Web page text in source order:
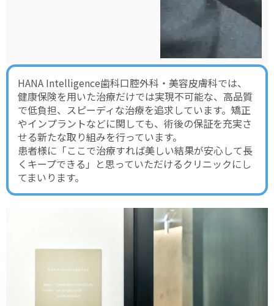
HANA Intelligence歯科口腔外科・美容皮膚科では、
健康保険を用いた治療だけでは実現不可能な、高品質
で低負担、スピーディな治療を追求しています。矯正
やインプラントなどに関しても、術後の保証を充実さ
せる新たな取り組みを行っています。
患者様に「ここで治療すれば美しい結果が安心して長
くキープできる」と思っていただけるクリニックにし
てまいります。